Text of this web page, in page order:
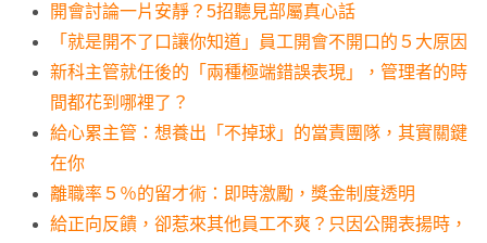
開會討論一片安靜？5招聽見部屬真心話
「就是開不了口讓你知道」員工開會不開口的５大原因
新科主管就任後的「兩種極端錯誤表現」，管理者的時
間都花到哪裡了？
給心累主管：想養出「不掉球」的當責團隊，其實關鍵
在你
離職率５％的留才術：即時激勵，獎金制度透明
給正向反饋，卻惹來其他員工不爽？只因公開表揚時，